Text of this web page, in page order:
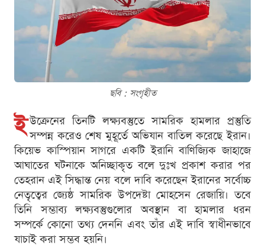
ছবি : সংগৃহীত
ই উক্রেনের তিনটি লক্ষ্যবস্তুতে সামরিক হামলার প্রস্তুতি
সম্পন্ন করেও শেষ মুহূর্তে অভিযান বাতিল করেছে ইরান।
কিয়েভ কাস্পিয়ান সাগরে একটি ইরানি বাণিজ্যিক জাহাজে
আঘাতের ঘটনাকে অনিচ্ছাকৃত বলে দুঃখ প্রকাশ করার পর
তেহরান এই সিদ্ধান্ত নেয় বলে দাবি করেছেন ইরানের সর্বোচ্চ
নেতৃত্বের জ্যেষ্ঠ সামরিক উপদেষ্টা মোহসেন রেজায়ি। তবে
তিনি সম্ভাব্য লক্ষ্যবস্তুগুলোর অবস্থান বা হামলার ধরন
সম্পর্কে কোনো তথ্য দেননি এবং তাঁর এই দাবি স্বাধীনভাবে
যাচাই করা সম্ভব হয়নি।